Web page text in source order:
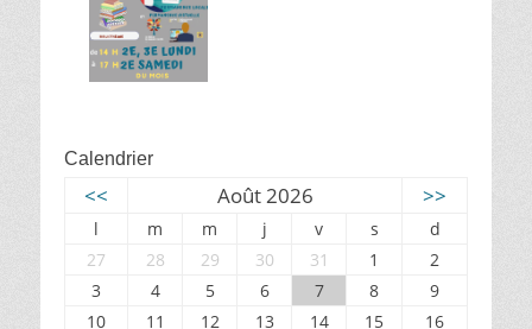
Calendrier
<< Août 2026 >>
l m m j v s
d
27
28 29 30 31 1
2
3
4 5 6 7 8
9
10
11 12 13 14 15 16